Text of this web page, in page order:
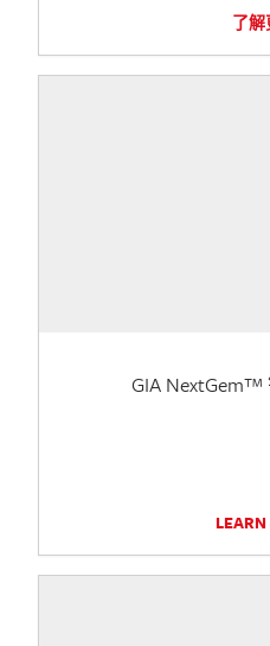
了
GIA